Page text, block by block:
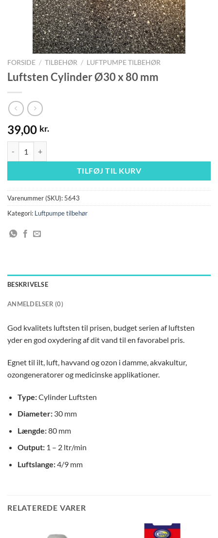
FORSIDE / TILBEHØR / LUFTPUMPE TILBEHØR
Luftsten Cylinder Ø30 x 80 mm
39,00 kr.
TILFØJ TIL KURV
Varenummer (SKU): 5643
Kategori: Luftpumpe tilbehør
BESKRIVELSE
ANMELDELSER (0)
God kvalitets luftsten til prisen, budget serien af luftsten
yder en god oxydering af dit vand til en favorabel pris.
Egnet til ilt, luft, havvand og ozon i damme, akvakultur,
ozongeneratorer og medicinske applikationer.
Type:Cylinder Luftsten
Diameter: 30 mm
Længde:80 mm
Output: 1 – 2 ltr/min
Luftslange:4/9 mm
RELATEREDE VARER